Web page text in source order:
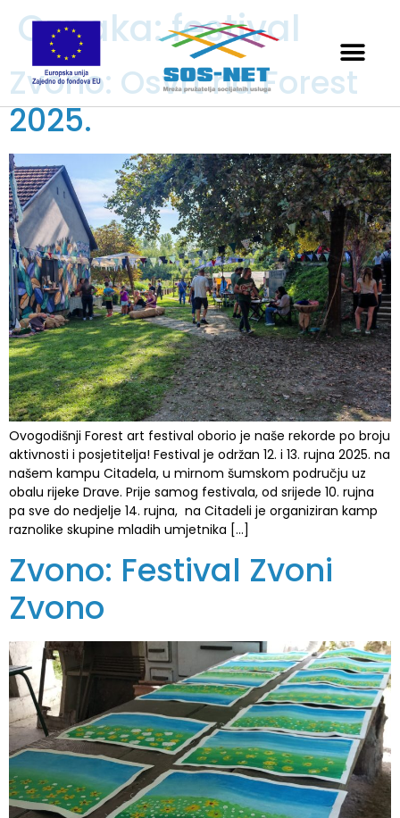
Oznaka:festival
Zvono: Osvrt na Forest
2025.
Ovogodišnji Forest art festival oborio je naše rekorde po broju
aktivnosti i posjetitelja! Festival je održan 12. i 13. rujna 2025. na
našem kampu Citadela, u mirnom šumskom području uz
obalu rijeke Drave. Prije samog festivala, od srijede 10. rujna
pa sve do nedjelje 14. rujna, na Citadeli je organiziran kamp
raznolike skupine mladih umjetnika […]
Zvono: Festival Zvoni
Zvono